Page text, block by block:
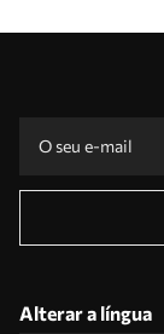
Alterar a língua